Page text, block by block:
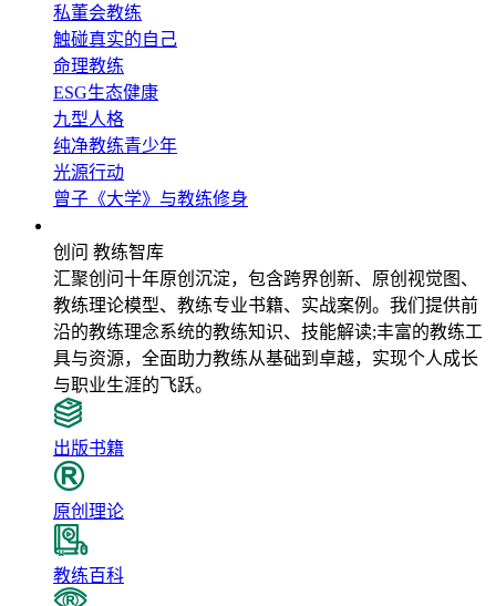
私董会教练
触碰真实的自己
命理教练
ESG生态健康
九型人格
纯净教练青少年
光源行动
曾子《大学》与教练修身
创问 教练智库
汇聚创问十年原创沉淀，包含跨界创新、原创视觉图、
教练理论模型、教练专业书籍、实战案例。我们提供前
沿的教练理念系统的教练知识、技能解读;丰富的教练工
具与资源，全面助力教练从基础到卓越，实现个人成长
与职业生涯的飞跃。
出版书籍
原创理论
教练百科